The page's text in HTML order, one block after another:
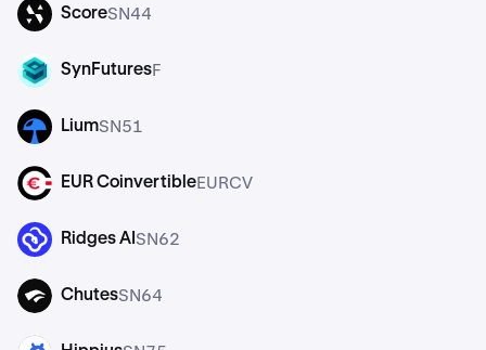
ScoreSN44
F SynFuturesF
LiumSN51
EURCV EUR CoinvertibleEURCV
Ridges AI SN62
SN64 ChutesSN64